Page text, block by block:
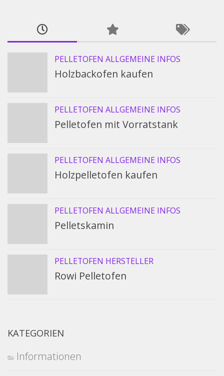
PELLETOFEN ALLGEMEINE INFOS
Holzbackofen kaufen
PELLETOFEN ALLGEMEINE INFOS
Pelletofen mit Vorratstank
PELLETOFEN ALLGEMEINE INFOS
Holzpelletofen kaufen
PELLETOFEN ALLGEMEINE INFOS
Pelletskamin
PELLETOFEN HERSTELLER
Rowi Pelletofen
KATEGORIEN
Informationen